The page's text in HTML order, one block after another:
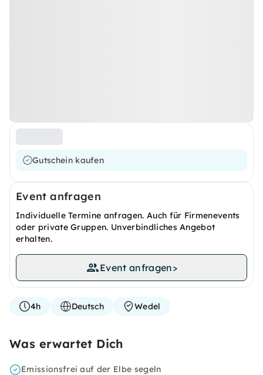
Gutschein kaufen
Event anfragen
Individuelle Termine anfragen. Auch für Firmenevents
oder private Gruppen. Unverbindliches Angebot
erhalten.
Event anfragen>
4h Deutsch Wedel
Was erwartet Dich
Emissionsfrei auf der Elbe segeln